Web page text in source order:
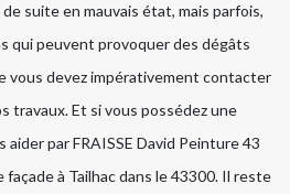
suite en mauvais état, mais parfois,
qui peuvent provoquer des dégâts
vous devez impérativement contacter
travaux. Et si vous possédez une
aider par FRAISSE David Peinture 43
à Tailhac dans le 43300. Il reste